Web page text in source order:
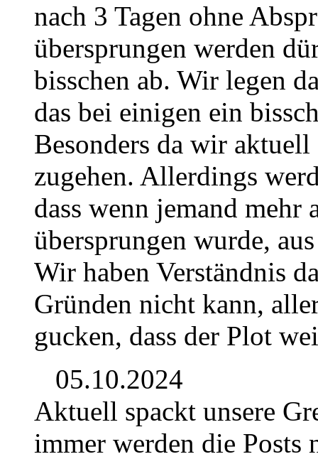
nach 3 Tagen ohne
übersprungen werden
bisschen ab. Wir legen
das bei einigen ein
Besonders da wir
zugehen. Allerdings
dass wenn jemand
übersprungen wurde,
Wir haben Verständnis
Gründen nicht kann,
gucken, dass der Plot
05.10.2024
Aktuell spackt unsere
immer werden die